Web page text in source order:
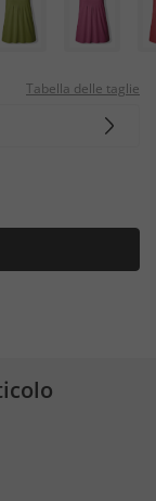
Tabella delle taglie